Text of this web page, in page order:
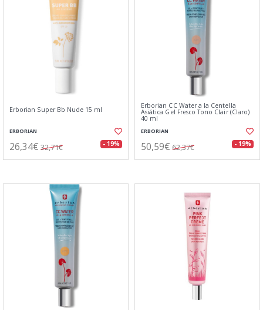
Erborian Super Bb Nude 15 ml
ERBORIAN
26,34€ 32,71€ - 19%
Erborian CC Water a la Centella
Asiática Gel Fresco Tono Clair (Claro)
40 ml
ERBORIAN
50,59€ 62,37€ - 19%